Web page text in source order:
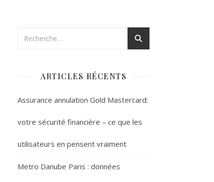
ARTICLES RÉCENTS
Assurance annulation Gold Mastercard:
votre sécurité financière – ce que les
utilisateurs en pensent vraiment
Metro Danube Paris : données